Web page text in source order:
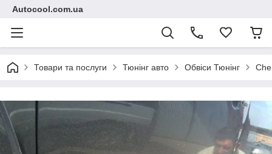
Autocool.com.ua
Товари та послуги Тюнінг авто Обвіси Тюнінг